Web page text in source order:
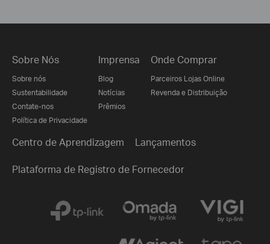
Sobre Nós
Sobre nós
Sustentabilidade
Contate-nos
Política de Privacidade
Imprensa
Blog
Notícias
Prêmios
Onde Comprar
Parceiros Lojas Online
Revenda e Distribuição
Centro de Aprendizagem Lançamentos
Plataforma de Registro de Fornecedor